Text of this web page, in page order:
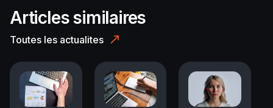
Articles similaires
Toutes les actualites